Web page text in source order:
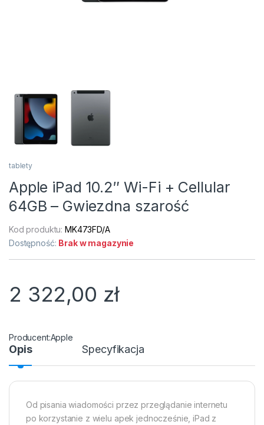
tablety
Apple iPad 10.2″ Wi-Fi + Cellular
64GB – Gwiezdna szarość
Kod produktu:MK473FD/A
Dostępność: Brak w magazynie
2 322,00 zł
Apple
Opis Specyfikacja
Od pisania wiadomości przez przeglądanie internetu
po korzystanie z wielu apek jednocześnie, iPad z